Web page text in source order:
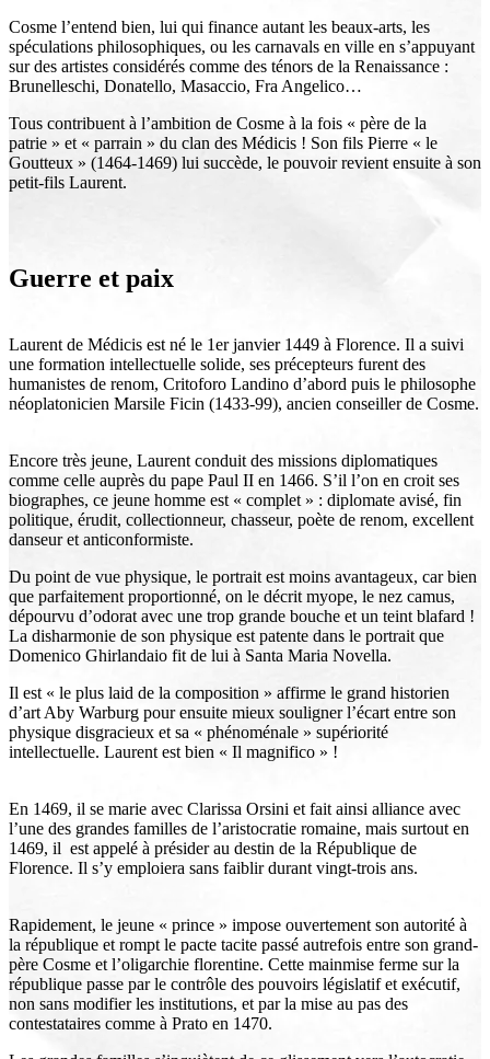
Cosme l’entend bien, lui qui finance autant les beaux-arts, les
spéculations philosophiques, ou les carnavals en ville en s’appuyant
sur des artistes considérés comme des ténors de la Renaissance :
Brunelleschi, Donatello, Masaccio, Fra Angelico…
Tous contribuent à l’ambition de Cosme à la fois « père de la
patrie » et « parrain » du clan des Médicis ! Son fils Pierre « le
Goutteux » (1464-1469) lui succède, le pouvoir revient ensuite à son
petit-fils Laurent.
Guerre et paix
Laurent de Médicis est né le 1er janvier 1449 à Florence. Il a suivi
une formation intellectuelle solide, ses précepteurs furent des
humanistes de renom, Critoforo Landino d’abord puis le philosophe
néoplatonicien Marsile Ficin (1433-99), ancien conseiller de Cosme.
Encore très jeune, Laurent conduit des missions diplomatiques
comme celle auprès du pape Paul II en 1466. S’il l’on en croit ses
biographes, ce jeune homme est « complet » : diplomate avisé, fin
politique, érudit, collectionneur, chasseur, poète de renom, excellent
danseur et anticonformiste.
Du point de vue physique, le portrait est moins avantageux, car bien
que parfaitement proportionné, on le décrit myope, le nez camus,
dépourvu d’odorat avec une trop grande bouche et un teint blafard !
La disharmonie de son physique est patente dans le portrait que
Domenico Ghirlandaio fit de lui à Santa Maria Novella.
Il est « le plus laid de la composition » affirme le grand historien
d’art Aby Warburg pour ensuite mieux souligner l’écart entre son
physique disgracieux et sa « phénoménale » supériorité
intellectuelle. Laurent est bien « Il magnifico » !
En 1469, il se marie avec Clarissa Orsini et fait ainsi alliance avec
l’une des grandes familles de l’aristocratie romaine, mais surtout en
1469, il est appelé à présider au destin de la République de
Florence. Il s’y emploiera sans faiblir durant vingt-trois ans.
Rapidement, le jeune « prince » impose ouvertement son autorité à
la république et rompt le pacte tacite passé autrefois entre son grand-
père Cosme et l’oligarchie florentine. Cette mainmise ferme sur la
république passe par le contrôle des pouvoirs législatif et exécutif,
non sans modifier les institutions, et par la mise au pas des
contestataires comme à Prato en 1470.